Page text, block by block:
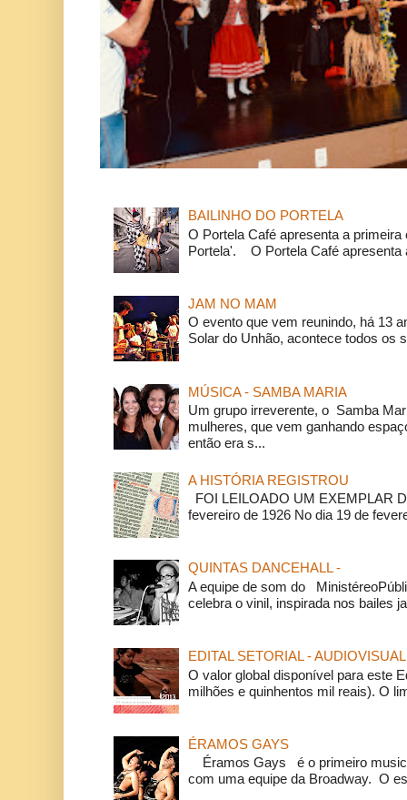
BAILINHO DO PORTELA
O Portela Café apresenta a
Portela'. O Portela Café apresenta
JAM NO MAM
O evento que vem reunindo, há 13
Solar do Unhão, acontece todos os
MÚSICA - SAMBA MARIA
Um grupo irreverente, o Samba
mulheres, que vem ganhando
então era s...
A HISTÓRIA REGISTROU
FOI LEILOADO UM EXEMPLAR
fevereiro de 1926 No dia 19 de
QUINTAS DANCEHALL -
A equipe de som do
celebra o vinil, inspirada nos bailes
EDITAL SETORIAL - AUDIOVISUAL
O valor global disponível para este
milhões e quinhentos mil reais). O
ÉRAMOS GAYS
Éramos Gays é o primeiro
com uma equipe da Broadway. O